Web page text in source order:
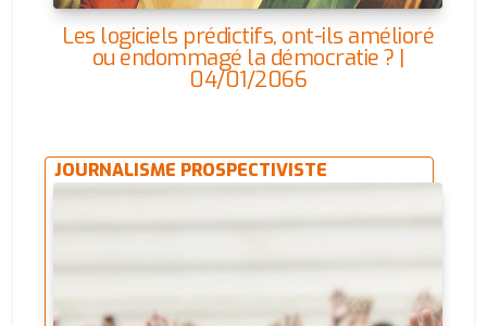
Les logiciels prédictifs, ont-ils amélioré
ou endommagé la démocratie ? |
04/01/2066
JOURNALISME PROSPECTIVISTE